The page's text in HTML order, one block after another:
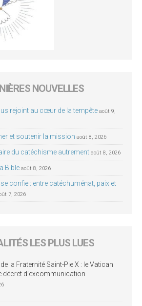
NOUVELLES
rejoint au cœur de la tempête août 9,
et soutenir la mission août 8, 2026
du catéchisme autrement août 8, 2026
Bible août 8, 2026
confie : entre catéchuménat, paix et
7, 2026
LES PLUS LUES
la Fraternité Saint-Pie X : le Vatican
décret d’excommunication